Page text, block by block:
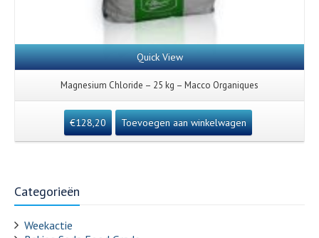
Quick View
Magnesium Chloride – 25 kg – Macco Organiques
€128,20 Toevoegen aan winkelwagen
Categorieën
Weekactie